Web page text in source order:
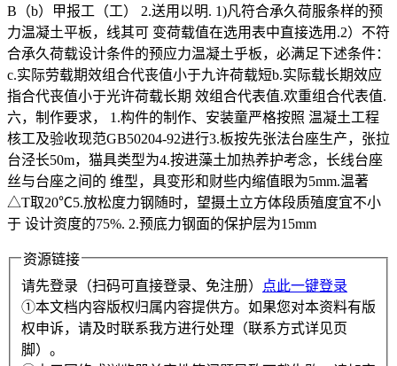
B（b）甲报工（工） 2.送用以明. 1)凡符合承久荷服条样的预
力温凝土平板，线其可 变荷载值在选用表中直接选用.2）不符
合承久荷载设计条件的预应力温凝土乎板，必满足下述条件：
c.实际劳载期效组合代丧值小于九许荷载短b.实际载长期效应
指合代丧值小于光许荷载长期 效组合代表值.欢重组合代表值.
六，制作要求， 1.构件的制作、安装童严格按照 温凝土工程
核工及验收现范GB50204-92进行3.板按先张法台座生产，张拉
台泾长50m，猫具类型为4.按进藻土加热养护考念，长线台座
丝与台座之间的 维型，具变形和财些内缩值眼为5mm.温著
△T取20℃5.放松度力钢随时，望摄土立方体段质殖度宜不小
于 设计资度的75%. 2.预底力钢面的保护层为15mm
资源链接
请先登录（扫码可直接登录、免注册）
点此一键登录
①本文档内容版权归属内容提供方。如果您对本资料有版
权申诉，请及时联系我方进行处理（联系方式详见页
脚）。